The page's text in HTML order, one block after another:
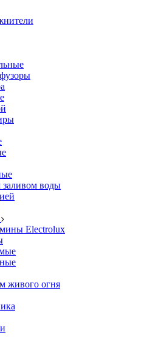
воды
Electrolux
живого огня